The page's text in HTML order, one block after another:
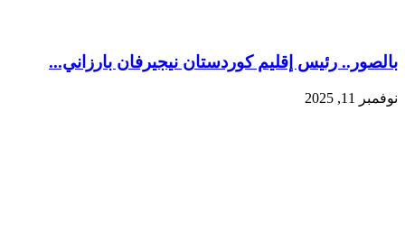
بالصور.. رئيس إقليم كوردستان نيجيرفان بارزاني...
نوفمبر 11, 2025